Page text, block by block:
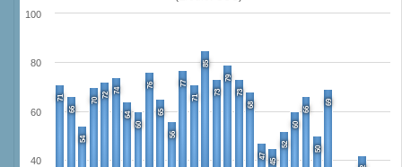
71
66
54
70
72
74
64
60
76
65
56
77
71
85
73
79
73
68
47
45
52
60
66
50
69
40
60
80
100